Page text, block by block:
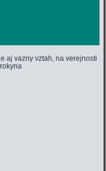
aj vazny vztah, na verejnosti